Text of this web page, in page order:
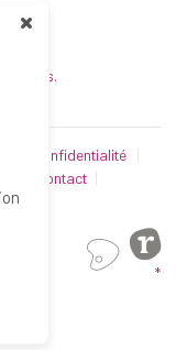
de confidentialité
Contact
*